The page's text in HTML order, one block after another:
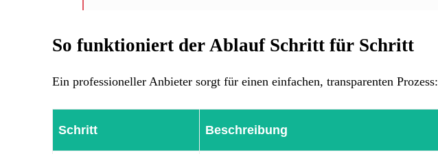
So funktioniert der Ablauf Schritt für Schritt
Ein professioneller Anbieter sorgt für einen einfachen, transparenten Prozess:
Schritt Beschreibung